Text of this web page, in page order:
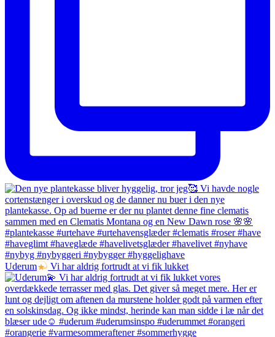
Uderum Vi har aldrig fortrudt at vi fik lukket